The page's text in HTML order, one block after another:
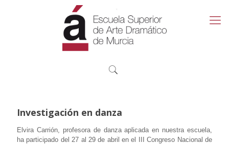
Investigación en danza
Elvira Carrión, profesora de danza aplicada en nuestra escuela,
ha participado del 27 al 29 de abril en el III Congreso Nacional de